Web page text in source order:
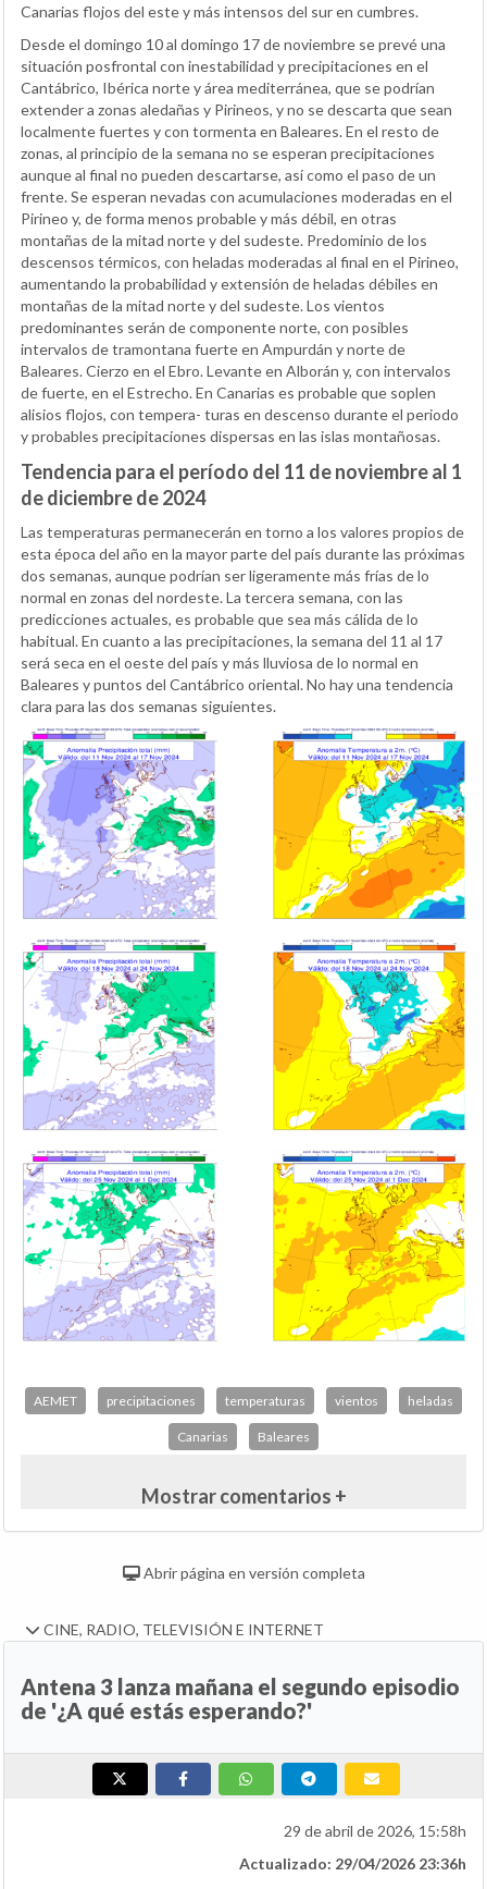
Canarias flojos del este y más intensos del sur en cumbres.
Desde el domingo 10 al domingo 17 de noviembre se prevé una
situación posfrontal con inestabilidad y precipitaciones en el
Cantábrico, Ibérica norte y área mediterránea, que se podrían
extender a zonas aledañas y Pirineos, y no se descarta que sean
localmente fuertes y con tormenta en Baleares. En el resto de
zonas, al principio de la semana no se esperan precipitaciones
aunque al final no pueden descartarse, así como el paso de un
frente. Se esperan nevadas con acumulaciones moderadas en el
Pirineo y, de forma menos probable y más débil, en otras
montañas de la mitad norte y del sudeste. Predominio de los
descensos térmicos, con heladas moderadas al final en el Pirineo,
aumentando la probabilidad y extensión de heladas débiles en
montañas de la mitad norte y del sudeste. Los vientos
predominantes serán de componente norte, con posibles
intervalos de tramontana fuerte en Ampurdán y norte de
Baleares. Cierzo en el Ebro. Levante en Alborán y, con intervalos
de fuerte, en el Estrecho. En Canarias es probable que soplen
alisios flojos, con tempera- turas en descenso durante el periodo
y probables precipitaciones dispersas en las islas montañosas.
Tendencia para el período del 11 de noviembre al 1
de diciembre de 2024
Las temperaturas permanecerán en torno a los valores propios de
esta época del año en la mayor parte del país durante las próximas
dos semanas, aunque podrían ser ligeramente más frías de lo
normal en zonas del nordeste. La tercera semana, con las
predicciones actuales, es probable que sea más cálida de lo
habitual. En cuanto a las precipitaciones, la semana del 11 al 17
será seca en el oeste del país y más lluviosa de lo normal en
Baleares y puntos del Cantábrico oriental. No hay una tendencia
clara para las dos semanas siguientes.
AEMET precipitaciones temperaturas vientos heladas
Canarias Baleares
Mostrar comentarios +
Abrir página en versión completa
CINE, RADIO, TELEVISIÓN E INTERNET
Antena 3 lanza mañana el segundo episodio
de '¿A qué estás esperando?'
29 de abril de 2026, 15:58h
Actualizado: 29/04/2026 23:36h